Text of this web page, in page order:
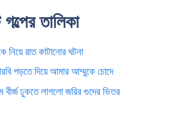
গল্পের তালিকা
নিয়ে রাত কাটানোর ঘটনা
পড়তে দিয়ে আমার আম্মুকে চোদে
ঢুকতে লাগলো জরির গুদের ভিতর